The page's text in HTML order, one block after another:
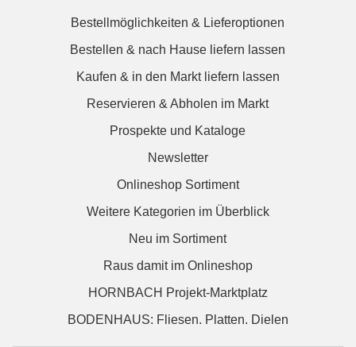
Bestellmöglichkeiten & Lieferoptionen
Bestellen & nach Hause liefern lassen
Kaufen & in den Markt liefern lassen
Reservieren & Abholen im Markt
Prospekte und Kataloge
Newsletter
Onlineshop Sortiment
Weitere Kategorien im Überblick
Neu im Sortiment
Raus damit im Onlineshop
HORNBACH Projekt-Marktplatz
BODENHAUS: Fliesen. Platten. Dielen